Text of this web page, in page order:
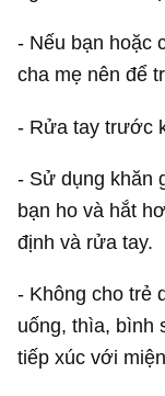
- Nếu bạn hoặc
cha mẹ nên để
- Rửa tay trước
- Sử dụng khăn
bạn ho và hắt
định và rửa tay.
- Không cho trẻ
uống, thìa, bình
tiếp xúc với